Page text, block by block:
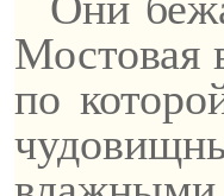
Мостовая
по